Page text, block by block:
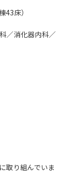
43床）
／消化器内科／
取り組んでいま